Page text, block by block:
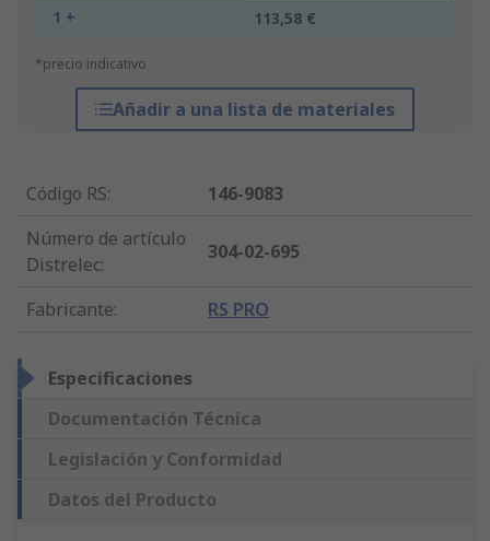
1 + 113,58 €
*precio indicativo
Añadir a una lista de materiales
Código RS:
146-9083
Número de artículo
Distrelec:
304-02-695
Fabricante: RS PRO
Especificaciones
Documentación Técnica
Legislación y Conformidad
Datos del Producto